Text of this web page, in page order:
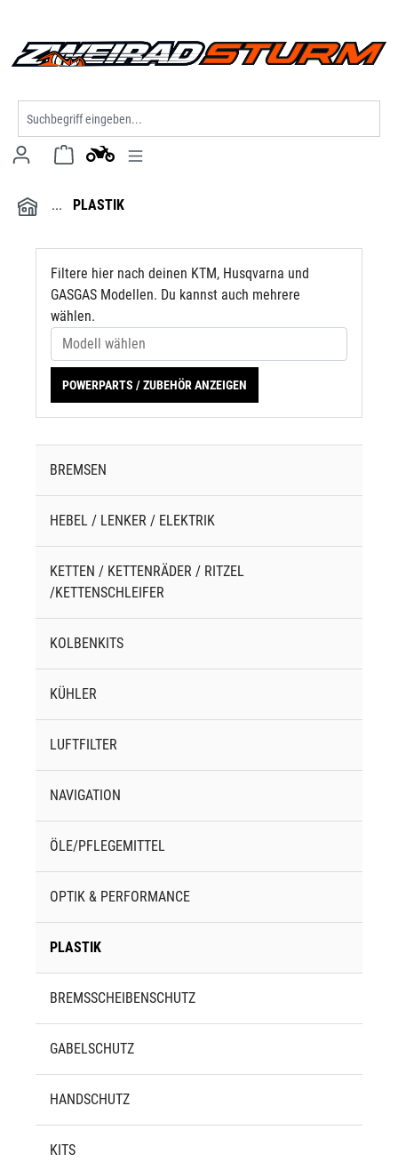
PLASTIK
Filtere hier nach deinen KTM, Husqvarna und
GASGAS Modellen. Du kannst auch mehrere
wählen.
POWERPARTS / ZUBEHÖR ANZEIGEN
BREMSEN
HEBEL / LENKER / ELEKTRIK
KETTEN / KETTENRÄDER / RITZEL
/KETTENSCHLEIFER
KOLBENKITS
KÜHLER
LUFTFILTER
NAVIGATION
ÖLE/PFLEGEMITTEL
OPTIK & PERFORMANCE
PLASTIK
BREMSSCHEIBENSCHUTZ
GABELSCHUTZ
HANDSCHUTZ
KITS